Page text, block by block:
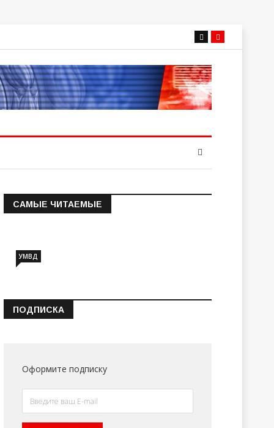
САМЫЕ ЧИТАЕМЫЕ
Информация о состоянии
УМВД
ПОДПИСКА
Оформите подписку